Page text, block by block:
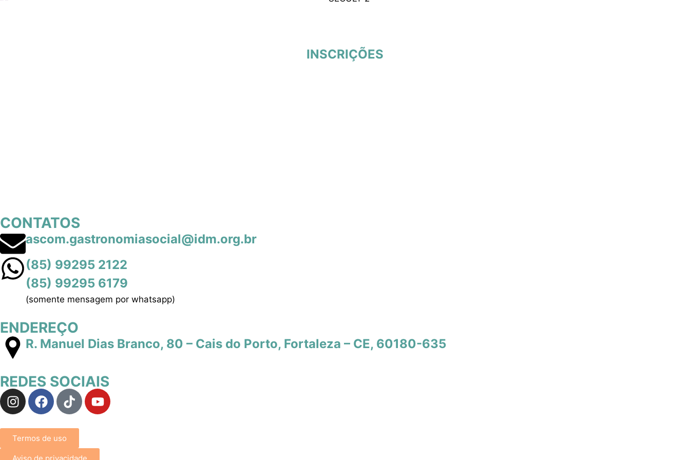
INSCRIÇÕES
CONTATOS
ascom.gastronomiasocial@idm.org.br
(85) 99295 2122
(85) 99295 6179
(somente mensagem por whatsapp)
ENDEREÇO
R. Manuel Dias Branco, 80 – Cais do Porto, Fortaleza – CE, 60180-635
REDES SOCIAIS
Termos de uso